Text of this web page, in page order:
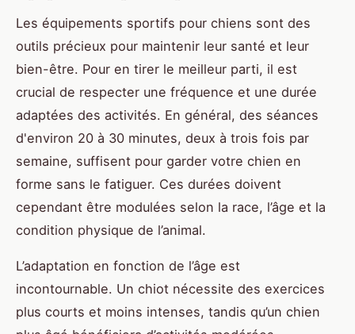
Les équipements sportifs pour chiens sont des
outils précieux pour maintenir leur santé et leur
bien-être. Pour en tirer le meilleur parti, il est
crucial de respecter une fréquence et une durée
adaptées des activités. En général, des séances
d'environ 20 à 30 minutes, deux à trois fois par
semaine, suffisent pour garder votre chien en
forme sans le fatiguer. Ces durées doivent
cependant être modulées selon la race, l’âge et la
condition physique de l’animal.
L’adaptation en fonction de l’âge est
incontournable. Un chiot nécessite des exercices
plus courts et moins intenses, tandis qu’un chien